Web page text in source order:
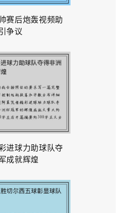
赛后炮轰视频助
争议
进球力助球队夺
成就辉煌